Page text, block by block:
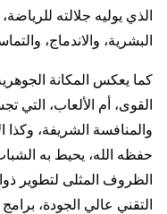
الذي يوليه جلالته
البشرية، والاندماج،
كما يعكس المكانة
القوى، أم الألعاب، التي
والمنافسة الشريفة، وكذا
حفظه الله، يحيط به
الظروف المثلى لتطوير
التقني عالي الجودة،